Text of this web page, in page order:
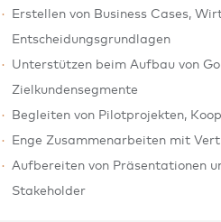
Erstellen von Business Cases,
Entscheidungsgrundlagen
Unterstützen beim Aufbau von
Zielkundensegmente
Begleiten von Pilotprojekten,
Enge Zusammenarbeiten mit
Aufbereiten von Präsentationen
Stakeholder